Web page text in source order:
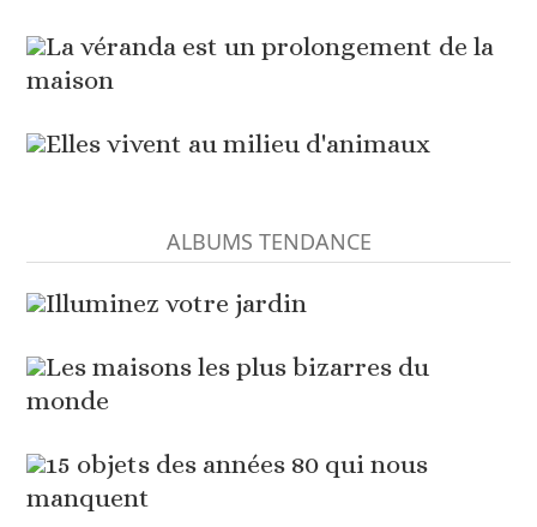
La véranda est un prolongement de la
maison
Elles vivent au milieu d'animaux
ALBUMS TENDANCE
Illuminez votre jardin
Les maisons les plus bizarres du
monde
15 objets des années 80 qui nous
manquent